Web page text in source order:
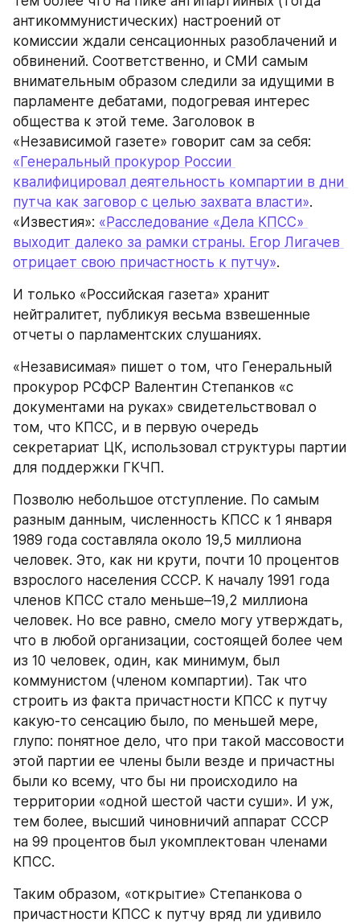
антикоммунистических) настроений от
комиссии ждали сенсационных разоблачений и
обвинений. Соответственно, и СМИ самым
внимательным образом следили за идущими в
парламенте дебатами, подогревая интерес
общества к этой теме. Заголовок в
«Генеральный прокурор России
квалифицировал деятельность компартии в дни
путча как заговор с целью захвата власти».
«Известия»: «Расследование «Дела КПСС»
выходит далеко за рамки страны. Егор Лигачев
отрицает свою причастность к путчу».
И только «Российская газета» хранит
нейтралитет, публикуя весьма взвешенные
отчеты о парламентских слушаниях.
«Независимая» пишет о том, что Генеральный
прокурор РСФСР Валентин Степанков «с
документами на руках» свидетельствовал о
том, что КПСС, и в первую очередь
секретариат ЦК, использовал структуры партии
для поддержки ГКЧП.
Позволю небольшое отступление. По самым
разным данным, численность КПСС к 1 января
1989 года составляла около 19,5 миллиона
человек. Это, как ни крути, почти 10 процентов
взрослого населения СССР. К началу 1991 года
членов КПСС стало меньше–19,2 миллиона
человек. Но все равно, смело могу утверждать,
что в любой организации, состоящей более чем
из 10 человек, один, как минимум, был
коммунистом (членом компартии). Так что
строить из факта причастности КПСС к путчу
какую-то сенсацию было, по меньшей мере,
глупо: понятное дело, что при такой массовости
этой партии ее члены были везде и причастны
были ко всему, что бы ни происходило на
территории «одной шестой части суши». И уж,
тем более, высший чиновничий аппарат СССР
на 99 процентов был укомплектован членами
КПСС.
Таким образом, «открытие» Степанкова о
причастности КПСС к путчу вряд ли удивило